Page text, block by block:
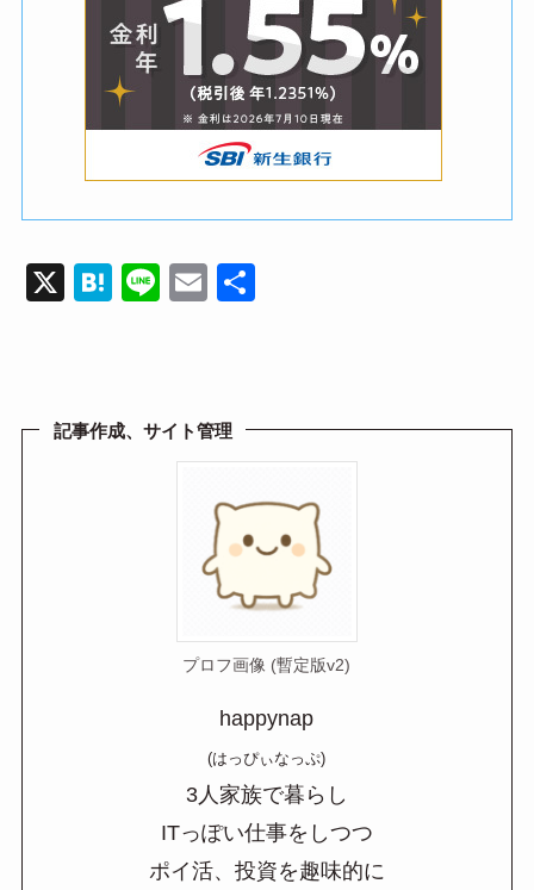
X
H
a
Li
E
記事作成、サイト管理
プロフ画像 (暫定版v2)
happynap
(はっぴぃなっぷ)
3人家族で暮らし
ITっぽい仕事をしつつ
ポイ活、投資を趣味的に